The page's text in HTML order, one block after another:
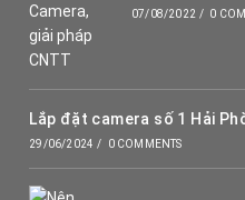
07/08/2022 / 0
Lắp đặt camera số 1 Hải
29/06/2024 / 0 COMMENTS